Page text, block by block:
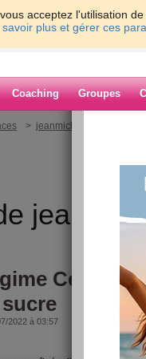
acceptez l'utilisation
savoir plus et gérer ces
Coaching Groupes
> jeanmichelcohen
> Le
2022 à 03:57